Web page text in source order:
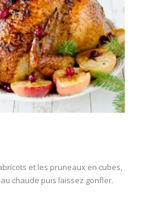
et les pruneaux en cubes,
chaude puis laissez gonfler.